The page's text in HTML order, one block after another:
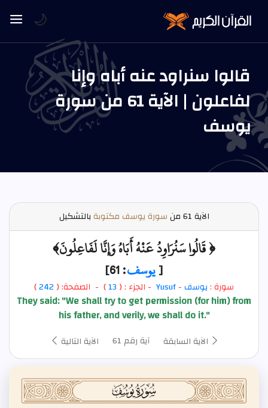
قالوا سنراود عنه أباه وإنا
لفاعلون | الآية 61 من سورة
يوسف
الآية سورة يوسف مكتوبةبالتشكيل
﴿ قَالُوا سَنُرَاوِدُ عَنْهُ أَبَاهُ وَإِنَّا لَفَاعِلُونَ﴾
[يوسف: 61]
سورة :يوسف-
Yusuf - الجزء : (13) - الصفحة: ( 242
)
They said: "We shall try to get permission (for him) from
his father, and verily, we shall do it."
الآية السابقة آية رقم 61 الآية التالية
🌙